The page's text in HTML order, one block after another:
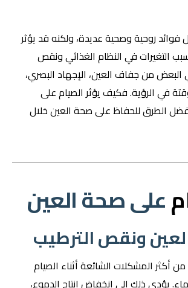
فوائد روحية وصحية عديدة، ولكنه قد يؤثر
التغيرات في النظام الغذائي ونقص
البعض من جفاف العين، الإجهاد البصري،
في الرؤية. فكيف يؤثر الصيام على
الطرق للحفاظ على صحة العين خلال
على صحة العين
أكثر المشكلات الشائعة أثناء الصيام
يؤدي ذلك إلى انخفاض إنتاج الدموع،